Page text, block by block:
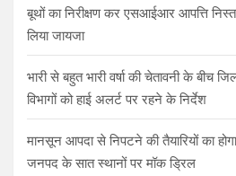
बूथों का निरीक्षण कर एसआईआर आपत्ति
लिया जायजा
भारी से बहुत भारी वर्षा की चेतावनी के बीच
विभागों को हाई अलर्ट पर रहने के निर्देश
मानसून आपदा से निपटने की तैयारियों का
जनपद के सात स्थानों पर मॉक ड्रिल